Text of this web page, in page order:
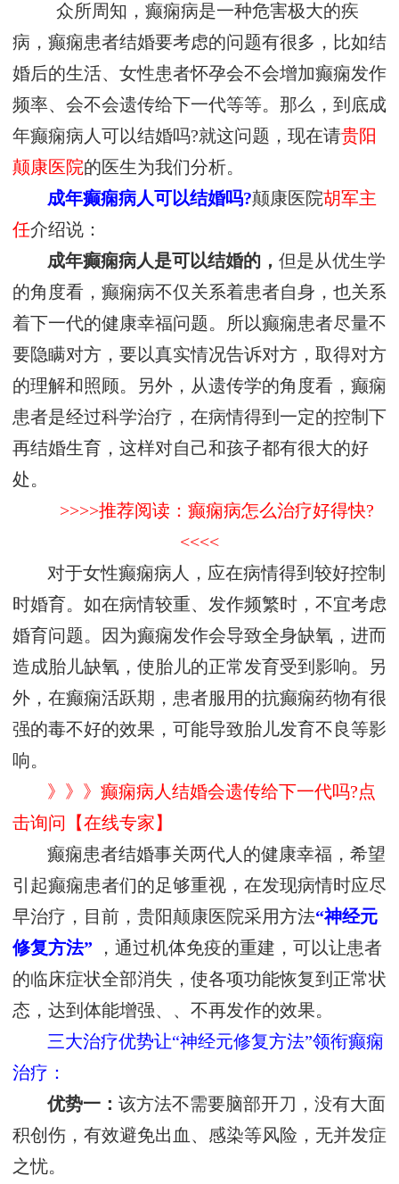
众所周知，癫痫病是一种危害极大的疾
病，癫痫患者结婚要考虑的问题有很多，比如结
婚后的生活、女性患者怀孕会不会增加癫痫发作
频率、会不会遗传给下一代等等。那么，到底成
年癫痫病人可以结婚吗?就这问题，现在请贵阳
颠康医院的医生为我们分析。
成年癫痫病人可以结婚吗?颠康医院胡军主
任介绍说：
成年癫痫病人是可以结婚的，但是从优生学
的角度看，癫痫病不仅关系着患者自身，也关系
着下一代的健康幸福问题。所以癫痫患者尽量不
要隐瞒对方，要以真实情况告诉对方，取得对方
的理解和照顾。另外，从遗传学的角度看，癫痫
患者是经过科学治疗，在病情得到一定的控制下
再结婚生育，这样对自己和孩子都有很大的好
处。
>>>>推荐阅读：癫痫病怎么治疗好得快?
<<<<
对于女性癫痫病人，应在病情得到较好控制
时婚育。如在病情较重、发作频繁时，不宜考虑
婚育问题。因为癫痫发作会导致全身缺氧，进而
造成胎儿缺氧，使胎儿的正常发育受到影响。另
外，在癫痫活跃期，患者服用的抗癫痫药物有很
强的毒不好的效果，可能导致胎儿发育不良等影
响。
》》》癫痫病人结婚会遗传给下一代吗?点
击询问【在线专家】
癫痫患者结婚事关两代人的健康幸福，希望
引起癫痫患者们的足够重视，在发现病情时应尽
早治疗，目前，贵阳颠康医院采用方法“神经元
修复方法”
，通过机体免疫的重建，可以让患者
的临床症状全部消失，使各项功能恢复到正常状
态，达到体能增强、、不再发作的效果。
三大治疗优势让“神经元修复方法”领衔癫痫
治疗：
优势一：该方法不需要脑部开刀，没有大面
积创伤，有效避免出血、感染等风险，无并发症
之忧。